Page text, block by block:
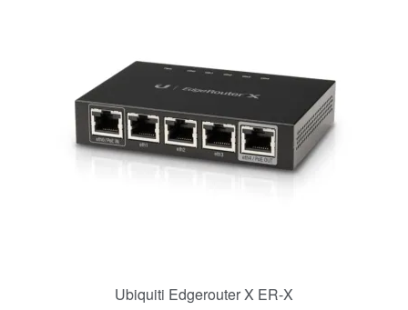
Ubiquiti Edgerouter X ER-X